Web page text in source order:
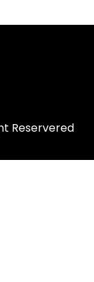
Reservered